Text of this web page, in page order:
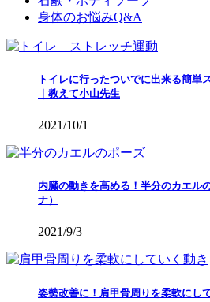
身体のお悩みQ&A
トイレに行ったついでに出来る簡単
｜教えて小山先生
2021/10/1
内臓の動きを高める！半分のカエル
ナ）
2021/9/3
姿勢改善に！肩甲骨周りを柔軟にし